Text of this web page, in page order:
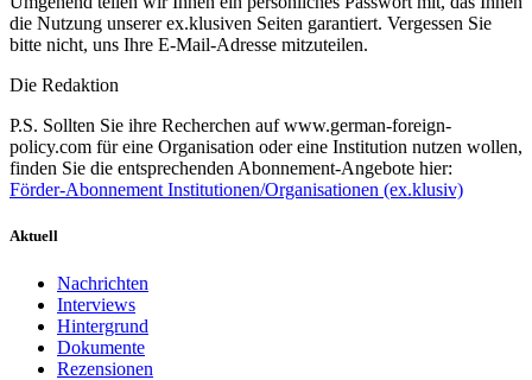
die Nutzung unserer ex.klusiven Seiten garantiert. Vergessen Sie
bitte nicht, uns Ihre E-Mail-Adresse mitzuteilen.
Die Redaktion
P.S. Sollten Sie ihre Recherchen auf www.german-foreign-
policy.com für eine Organisation oder eine Institution nutzen wollen,
finden Sie die entsprechenden Abonnement-Angebote hier:
Förder-Abonnement Institutionen/Organisationen (ex.klusiv)
Aktuell
Nachrichten
Interviews
Hintergrund
Dokumente
Rezensionen